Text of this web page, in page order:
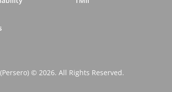
© 2026. All Rights Reserved.